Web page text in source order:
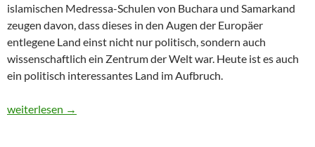
islamischen Medressa-Schulen von Buchara und Samarkand
zeugen davon, dass dieses in den Augen der Europäer
entlegene Land einst nicht nur politisch, sondern auch
wissenschaftlich ein Zentrum der Welt war. Heute ist es auch
ein politisch interessantes Land im Aufbruch.
Usbekistan 2025: Unterwegs in einem Land im Aufbruch
weiterlesen →